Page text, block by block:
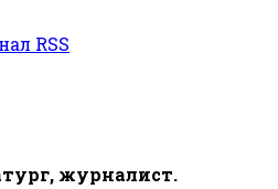
RSS
журналист.